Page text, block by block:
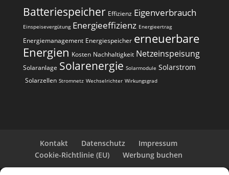
Batteriespeicher Effizienz Eigenverbrauch
Einspeisevergütung Energieeffizienz Energieertrag
Energiemanagement Energiespeicher erneuerbare
Energien Kosten Nachhaltigkeit Netzeinspeisung
Solaranlage Solarenergie Solarmodule Solarstrom
Solarzellen Stromnetz Wechselrichter Wirkungsgrad
Kontakt Datenschutz
Impressum
Cookie-Richtlinie (EU)
Werbung buchen